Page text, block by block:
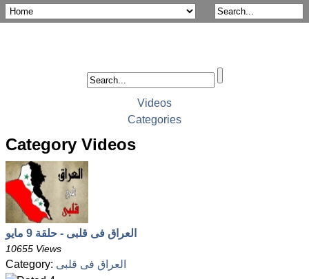
Videos
Categories
Category Videos
العراق فى قلبى - حلقة 9 مايو
10655 Views
Category: العراق فى قلبى